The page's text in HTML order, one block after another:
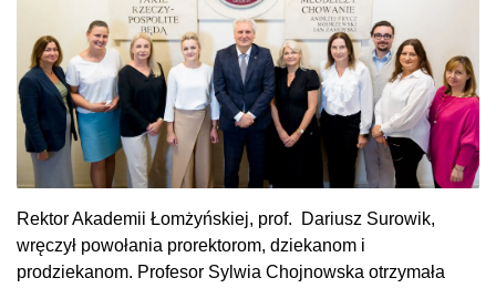
Rektor Akademii Łomżyńskiej, prof. Dariusz Surowik,
wręczył powołania prorektorom, dziekanom i
prodziekanom. Profesor Sylwia Chojnowska otrzymała